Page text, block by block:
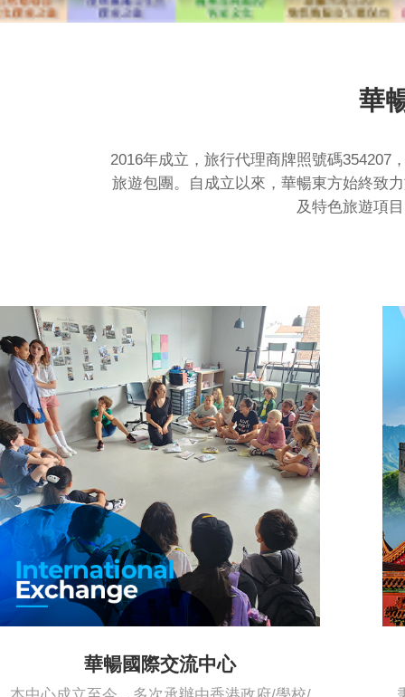
華
2016年成立，旅行代理商牌照號碼354207
旅遊包團。自成立以來，華暢東方始終致
及特色旅遊項
華暢國際交流中心